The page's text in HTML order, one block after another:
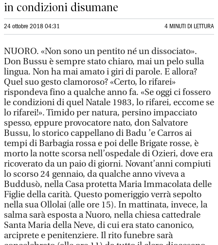
in condizioni disumane
24 ottobre 2018 04:31 4 MINUTI DI LETTURA
NUORO. «Non sono un pentito né un dissociato».
Don Bussu è sempre stato chiaro, mai un pelo sulla
lingua. Non ha mai amato i giri di parole. E allora?
Quel suo gesto clamoroso? «Certo, lo rifarei»
rispondeva fino a qualche anno fa. «Se oggi ci fossero
le condizioni di quel Natale 1983, lo rifarei, eccome se
lo rifarei!». Timido per natura, persino impacciato
spesso, eppure provocatore nato, don Salvatore
Bussu, lo storico cappellano di Badu ’e Carros ai
tempi di Barbagia rossa e poi delle Brigate rosse, è
morto la notte scorsa nell’ospedale di Ozieri, dove era
ricoverato da un paio di giorni. Novant’anni compiuti
lo scorso 24 gennaio, da qualche anno viveva a
Buddusò, nella Casa protetta Maria Immacolata delle
Figlie della carità. Questo pomeriggio verrà sepolto
nella sua Ollolai (alle ore 15). In mattinata, invece, la
salma sarà esposta a Nuoro, nella chiesa cattedrale
Santa Maria della Neve, di cui era stato canonico,
arciprete e penitenziere. Il rito funebre sarà